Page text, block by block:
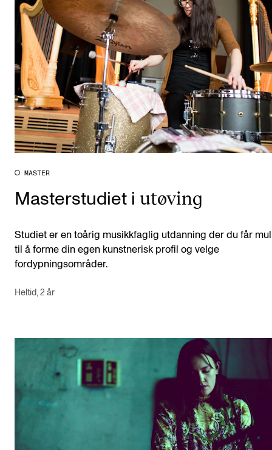
MASTER
Masterstudiet i utøving
Studiet er en toårig musikkfaglig utdanning der du får
til å forme din egen kunstnerisk profil og velge
fordypningsområder.
Heltid, 2 år